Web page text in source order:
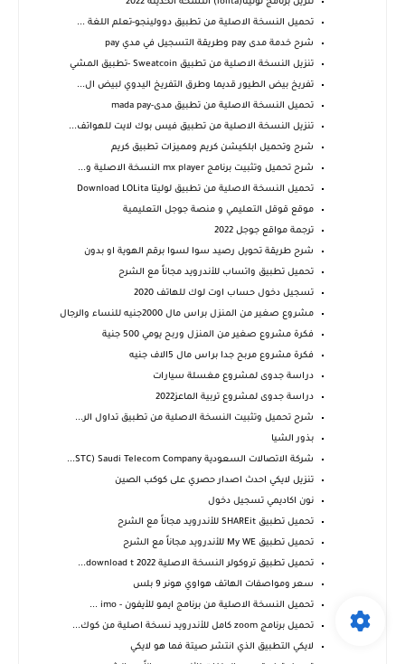
تحميل النسخة الاصلية من تطبيق دوولينجو-تعلم اللغة ...
شرح خدمة مدى pay وطريقة التسجيل في مدي pay
تنزيل النسخة الاصلية من تطبيق Sweatcoin -تطبيق المشي
تفريخ بيض الطيور قديما وطرق التفريخ اليدوي لبيض ال...
تحميل النسخة الاصلية من تطبيق مدى-mada pay
تنزيل النسخة الاصلية من تطبيق فيس بوك لايت للهواتف...
شرح وتحميل ابلكيشن كريم ومميزات تطبيق كريم
شرح تحميل وتثبيت برنامج mx player النسخة الاصلية و...
تحميل النسخة الاصلية من تطبيق لوليتا Download LOLita
موقع قوقل التعليمي و منصة جوجل التعليمية
ترجمة مواقع جوجل 2022
شرح طريقة تحويل رصيد سوا لسوا برقم الهوية او بدون
تحميل تطبيق واتساب‏‏ للأندرويد مجاناً مع الشرح
تسجيل دخول حساب اوت لوك للهاتف 2020
مشروع صغير من المنزل براس مال 2000جنيه للنساء والرجال
فكرة مشروع صغير من المنزل وربح يومي 500 جنية
فكرة مشروع مربح جدا براس مال 5الاف جنيه
دراسة جدوى لمشروع مغسلة سيارات
دراسة جدوى لمشروع تربية الماعز2022
شرح تحميل وتثبيت النسخة الاصلية من تطبيق تداول الر...
بذور الشيا
شركة الاتصالات السعودية STC) Saudi Telecom Company...
تنزيل لايكي احدث اصدار حصري على كوكب الصين
نون اكاديمي تسجيل دخول
تحميل تطبيق SHAREit للأندرويد مجاناً مع الشرح
تحميل تطبيق My WE‏‏ للأندرويد مجاناً مع الشرح
تحميل تطبيق تروكولر النسخة الاصلية 2022 download t...
سعر ومواصفات الهاتف هواوي هونر 9 بلس
تحميل النسخة الاصلية من برنامج ايمو للأيفون - imo ...
تحميل برنامج zoom كامل للأندرويد نسخة اصلية من كوك...
لايكي التطبيق الذي انتشر صيتة فما هو لايكي